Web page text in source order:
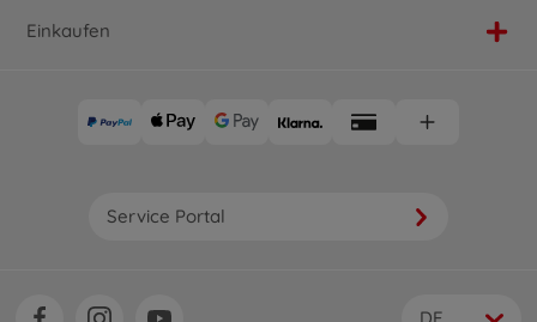
Einkaufen
Service Portal